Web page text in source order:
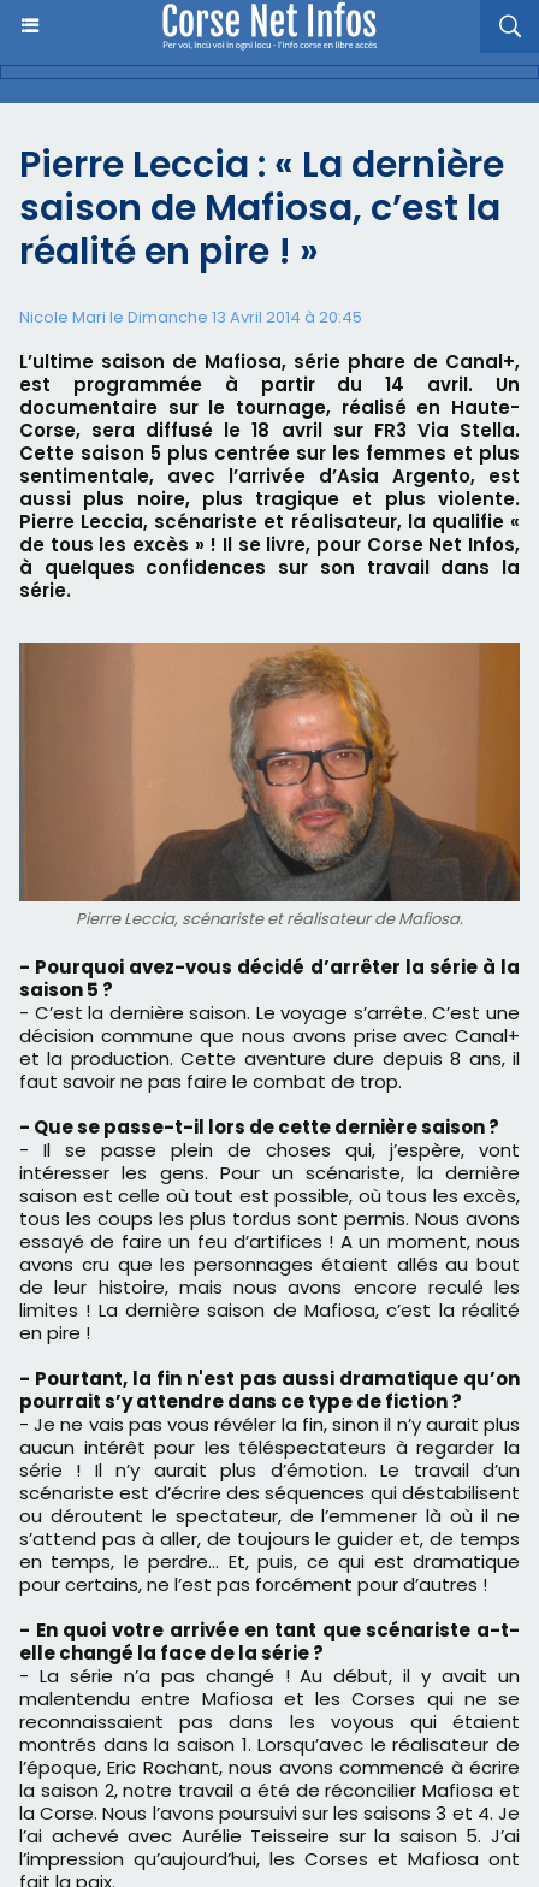
Pierre Leccia : « La dernière
saison de Mafiosa, c’est la
réalité en pire ! »
Nicole Mari le Dimanche 13 Avril 2014 à 20:45
L’ultime saison de Mafiosa, série phare de Canal+,
est programmée à partir du 14 avril. Un
documentaire sur le tournage, réalisé en Haute-
Corse, sera diffusé le 18 avril sur FR3 Via Stella.
Cette saison 5 plus centrée sur les femmes et plus
sentimentale, avec l’arrivée d’Asia Argento, est
aussi plus noire, plus tragique et plus violente.
Pierre Leccia, scénariste et réalisateur, la qualifie «
de tous les excès » ! Il se livre, pour Corse Net Infos,
à quelques confidences sur son travail dans la
série.
Pierre Leccia, scénariste et réalisateur de Mafiosa.
- Pourquoi avez-vous décidé d’arrêter la série à la
saison 5 ?
- C’est la dernière saison. Le voyage s’arrête. C’est une
décision commune que nous avons prise avec Canal+
et la production. Cette aventure dure depuis 8 ans, il
faut savoir ne pas faire le combat de trop.
- Que se passe-t-il lors de cette dernière saison ?
- Il se passe plein de choses qui, j’espère, vont
intéresser les gens. Pour un scénariste, la dernière
saison est celle où tout est possible, où tous les excès,
tous les coups les plus tordus sont permis. Nous avons
essayé de faire un feu d’artifices ! A un moment, nous
avons cru que les personnages étaient allés au bout
de leur histoire, mais nous avons encore reculé les
limites ! La dernière saison de Mafiosa, c’est la réalité
en pire !
- Pourtant, la fin n'est pas aussi dramatique qu’on
pourrait s’y attendre dans ce type de fiction ?
- Je ne vais pas vous révéler la fin, sinon il n’y aurait plus
aucun intérêt pour les téléspectateurs à regarder la
série ! Il n’y aurait plus d’émotion. Le travail d’un
scénariste est d’écrire des séquences qui déstabilisent
ou déroutent le spectateur, de l’emmener là où il ne
s’attend pas à aller, de toujours le guider et, de temps
en temps, le perdre… Et, puis, ce qui est dramatique
pour certains, ne l’est pas forcément pour d’autres !
- En quoi votre arrivée en tant que scénariste a-t-
elle changé la face de la série ?
- La série n’a pas changé ! Au début, il y avait un
malentendu entre Mafiosa et les Corses qui ne se
reconnaissaient pas dans les voyous qui étaient
montrés dans la saison 1. Lorsqu’avec le réalisateur de
l’époque, Eric Rochant, nous avons commencé à écrire
la saison 2, notre travail a été de réconcilier Mafiosa et
la Corse. Nous l’avons poursuivi sur les saisons 3 et 4. Je
l’ai achevé avec Aurélie Teisseire sur la saison 5. J’ai
l’impression qu’aujourd’hui, les Corses et Mafiosa ont
fait la paix.